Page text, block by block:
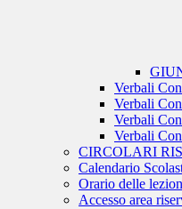
Verbali
Verbali
Verbali
Verbali
CIRCOLARI
Calendario
Orario delle
Accesso area